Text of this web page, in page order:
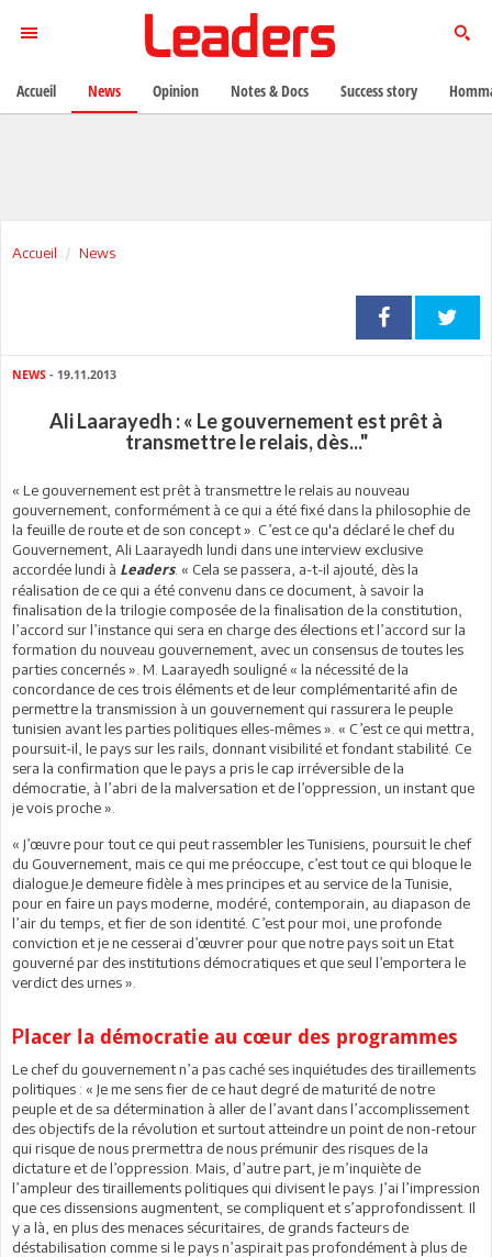
Accueil News
NEWS - 19.11.2013
Ali Laarayedh : « Le gouvernement est prêt à
transmettre le relais, dès..."
« Le gouvernement est prêt à transmettre le relais au nouveau
gouvernement, conformément à ce qui a été fixé dans la philosophie de
la feuille de route et de son concept ». C’est ce qu'a déclaré le chef du
Gouvernement, Ali Laarayedh lundi dans une interview exclusive
accordée lundi à Leaders. « Cela se passera, a-t-il ajouté, dès la
réalisation de ce qui a été convenu dans ce document, à savoir la
finalisation de la trilogie composée de la finalisation de la constitution,
l’accord sur l’instance qui sera en charge des élections et l’accord sur la
formation du nouveau gouvernement, avec un consensus de toutes les
parties concernés ». M. Laarayedh souligné « la nécessité de la
concordance de ces trois éléments et de leur complémentarité afin de
permettre la transmission à un gouvernement qui rassurera le peuple
tunisien avant les parties politiques elles-mêmes ». « C’est ce qui mettra,
poursuit-il, le pays sur les rails, donnant visibilité et fondant stabilité. Ce
sera la confirmation que le pays a pris le cap irréversible de la
démocratie, à l’abri de la malversation et de l’oppression, un instant que
je vois proche ».
« J’œuvre pour tout ce qui peut rassembler les Tunisiens, poursuit le chef
du Gouvernement, mais ce qui me préoccupe, c’est tout ce qui bloque le
dialogue.Je demeure fidèle à mes principes et au service de la Tunisie,
pour en faire un pays moderne, modéré, contemporain, au diapason de
l’air du temps, et fier de son identité. C’est pour moi, une profonde
conviction et je ne cesserai d’œuvrer pour que notre pays soit un Etat
gouverné par des institutions démocratiques et que seul l’emportera le
verdict des urnes ».
P lacer la démocratie au cœur des programmes
Le chef du gouvernement n’a pas caché ses inquiétudes des tiraillements
politiques : « Je me sens fier de ce haut degré de maturité de notre
peuple et de sa détermination à aller de l’avant dans l’accomplissement
des objectifs de la révolution et surtout atteindre un point de non-retour
qui risque de nous prermettra de nous prémunir des risques de la
dictature et de l’oppression. Mais, d’autre part, je m’inquiète de
l’ampleur des tiraillements politiques qui divisent le pays. J’ai l’impression
que ces dissensions augmentent, se compliquent et s’approfondissent. Il
y a là, en plus des menaces sécuritaires, de grands facteurs de
déstabilisation comme si le pays n’aspirait pas profondément à plus de
Accueil News Opinion Notes & Docs Success story